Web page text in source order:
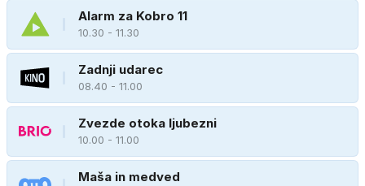
Alarm za Kobro 11
10.30 - 11.30
Zadnji udarec
08.40 - 11.00
Zvezde otoka ljubezni
10.00 - 11.00
Maša in medved